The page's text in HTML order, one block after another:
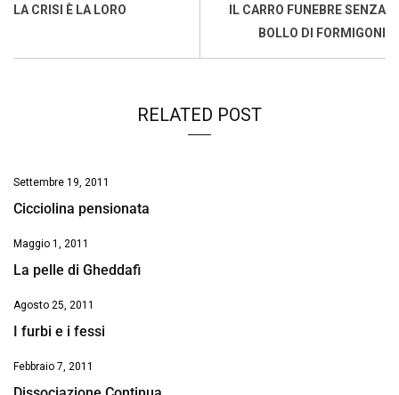
o
A
LA CRISI È LA LORO
IL CARRO FUNEBRE SENZA
BOLLO DI FORMIGONI
RELATED POST
Settembre 19, 2011
Cicciolina pensionata
Maggio 1, 2011
La pelle di Gheddafi
Agosto 25, 2011
I furbi e i fessi
Febbraio 7, 2011